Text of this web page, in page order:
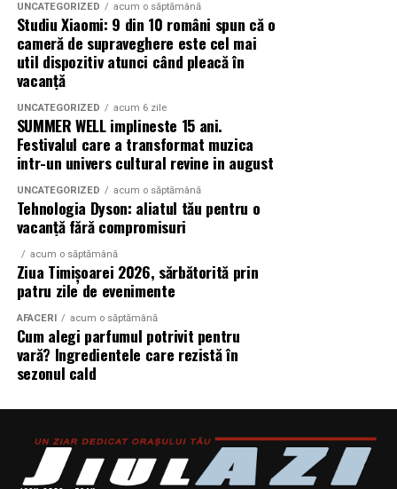
UNCATEGORIZED acum o săptămână
Studiu Xiaomi: 9 din 10 români spun că o
cameră de supraveghere este cel mai
util dispozitiv atunci când pleacă în
vacanță
UNCATEGORIZED acum 6 zile
SUMMER WELL implineste 15 ani.
Festivalul care a transformat muzica
intr-un univers cultural revine in august
UNCATEGORIZED acum o săptămână
Tehnologia Dyson: aliatul tău pentru o
vacanță fără compromisuri
acum o săptămână
Ziua Timișoarei 2026, sărbătorită prin
patru zile de evenimente
AFACERI acum o săptămână
Cum alegi parfumul potrivit pentru
vară? Ingredientele care rezistă în
sezonul cald